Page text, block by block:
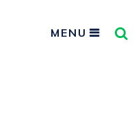
MENU